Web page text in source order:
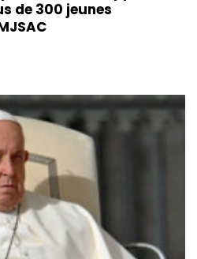
de 300 jeunes